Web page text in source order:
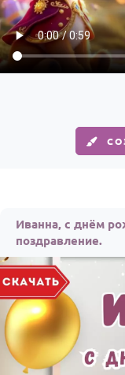
Иванна, с днём
поздравление.